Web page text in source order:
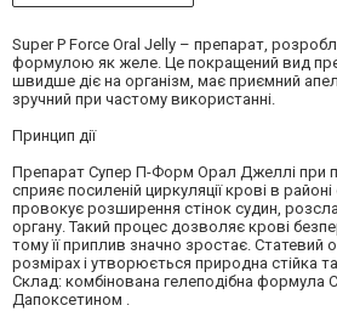
Super P Force Oral Jelly – препарат,
формулою як желе. Це покращений вид
швидше діє на організм, має приємний
зручний при частому використанні.
Принцип дії
Препарат Супер П-Форм Орал Джеллі при
сприяє посиленій циркуляції крові в
провокує розширення стінок судин,
органу. Такий процес дозволяє крові
тому її приплив значно зростає. Статевий
розмірах і утворюється природна стійка
Склад: комбінована гелеподібна формула
Дапоксетином .